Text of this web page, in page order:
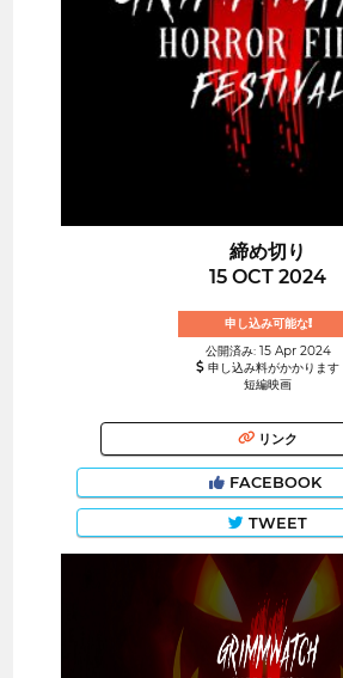
締め切り
15 OCT 2024
申し込み可能な!
公開済み: 15 Apr 2024
申し込み料がかかります
短編映画
リンク
FACEBOOK
TWEET